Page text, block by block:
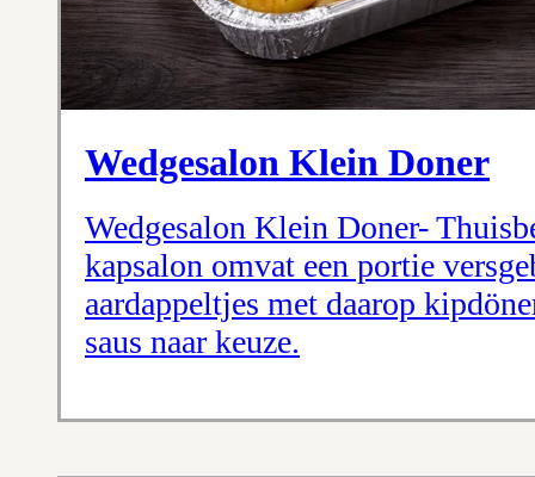
Wedgesalon Klein Doner
Wedgesalon Klein Doner-
kapsalon omvat een portie
aardappeltjes met daarop
saus naar keuze.